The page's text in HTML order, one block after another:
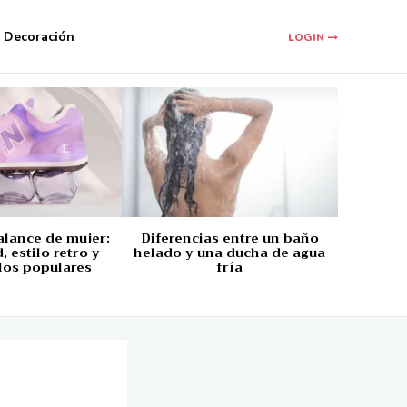
Decoración LOGIN
de mujer:
estilo retro y
populares
Diferencias entre un baño
helado y una ducha de agua
fría